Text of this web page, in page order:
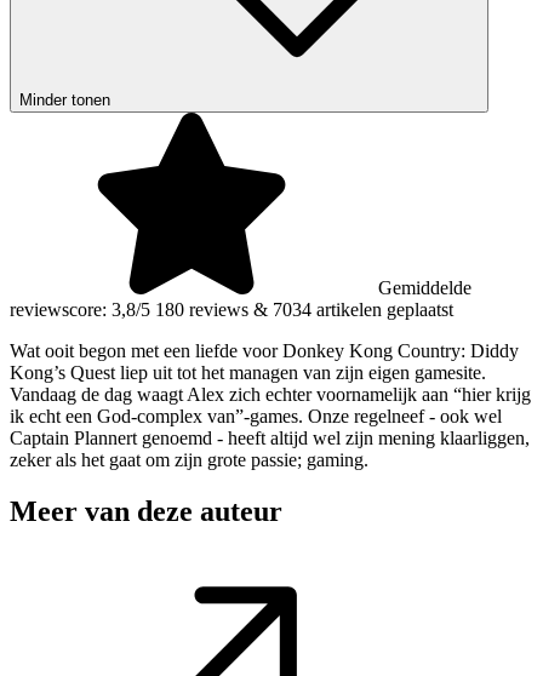
Minder tonen
Gemiddelde
reviewscore: 3,8/5 180 reviews & 7034 artikelen geplaatst
Wat ooit begon met een liefde voor Donkey Kong Country: Diddy
Kong’s Quest liep uit tot het managen van zijn eigen gamesite.
Vandaag de dag waagt Alex zich echter voornamelijk aan “hier krijg
ik echt een God-complex van”-games. Onze regelneef - ook wel
Captain Plannert genoemd - heeft altijd wel zijn mening klaarliggen,
zeker als het gaat om zijn grote passie; gaming.
Meer van deze auteur